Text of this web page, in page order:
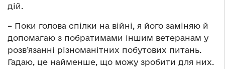
дій.
– Поки голова спілки на війні, я його заміняю й
допомагаю з побратимами іншим ветеранам у
розв’язанні різноманітних побутових питань.
Гадаю, це найменше, що можу зробити для них.